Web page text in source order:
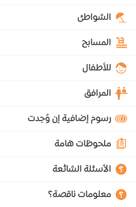
الشواطئ
المسابح
للأطفال
المرافق
رسوم إضافية إن وُجدت
ملحوظات هامة
الأسئلة الشائعة
معلومات ناقصة؟